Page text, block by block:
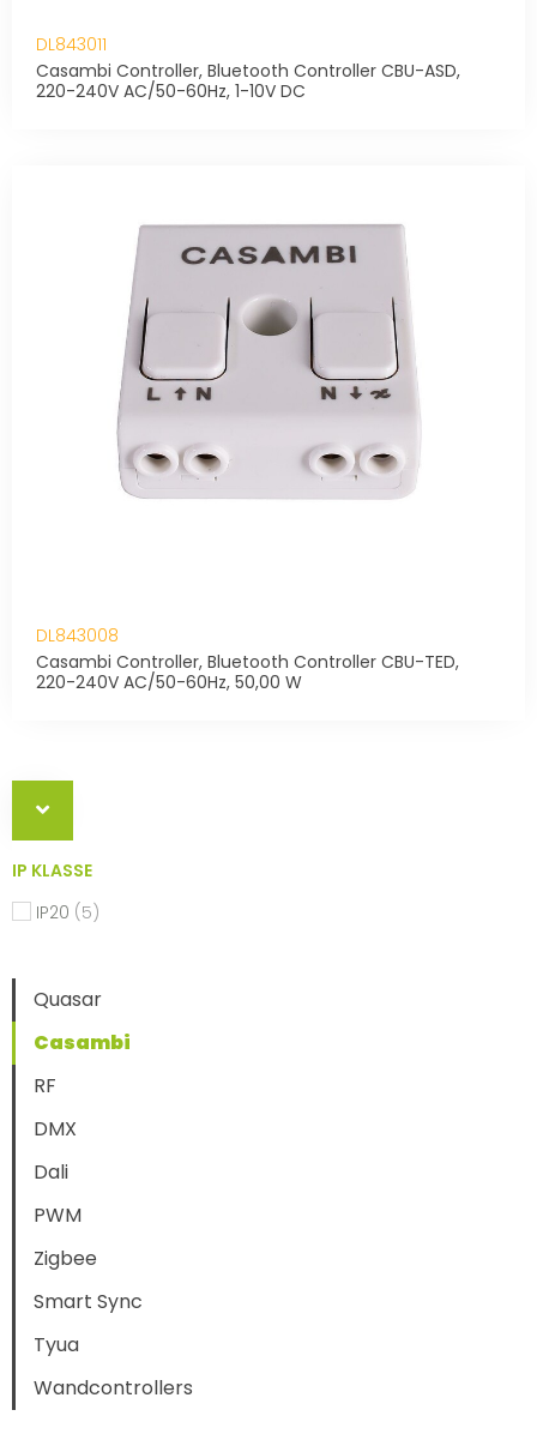
DL843011
Casambi Controller, Bluetooth Controller CBU-ASD,
220-240V AC/50-60Hz, 1-10V DC
DL843008
Casambi Controller, Bluetooth Controller CBU-TED,
220-240V AC/50-60Hz, 50,00 W
IP KLASSE
IP20 (5)
Quasar
Casambi
RF
DMX
Dali
PWM
Zigbee
Smart Sync
Tyua
Wandcontrollers